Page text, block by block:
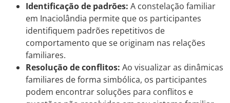
Identificação de padrões: A constelação familiar
em Inaciolândia permite que os participantes
identifiquem padrões repetitivos de
comportamento que se originam nas relações
familiares.
Resolução de conflitos: Ao visualizar as dinâmicas
familiares de forma simbólica, os participantes
podem encontrar soluções para conflitos e